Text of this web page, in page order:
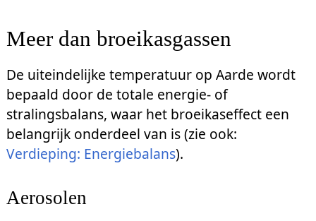
Meer dan broeikasgassen
De uiteindelijke temperatuur op Aarde wordt
bepaald door de totale energie- of
stralingsbalans, waar het broeikaseffect een
belangrijk onderdeel van is (zie ook:
Verdieping: Energiebalans).
Aerosolen